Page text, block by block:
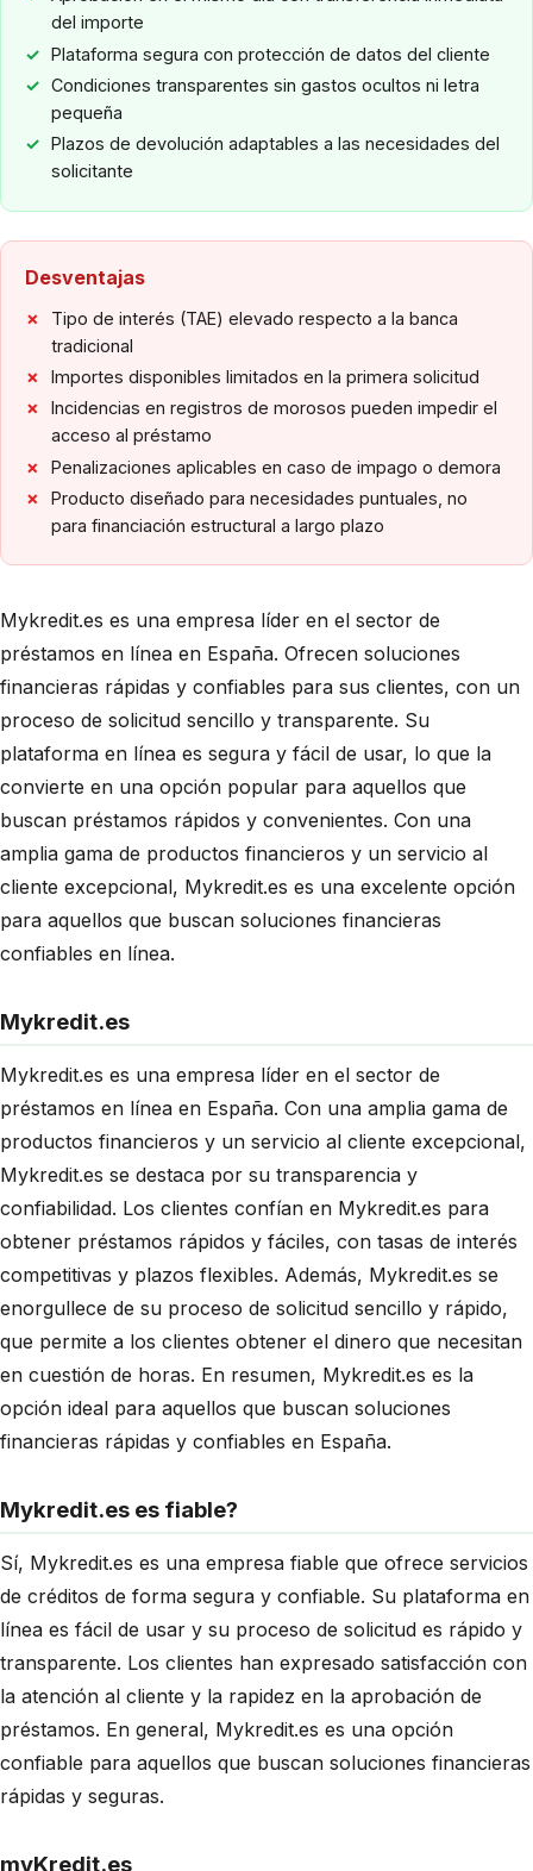
del importe
Plataforma segura con protección de datos del cliente
Condiciones transparentes sin gastos ocultos ni letra
pequeña
Plazos de devolución adaptables a las necesidades del
solicitante
Desventajas
Tipo de interés (TAE) elevado respecto a la banca
tradicional
Importes disponibles limitados en la primera solicitud
Incidencias en registros de morosos pueden impedir el
acceso al préstamo
Penalizaciones aplicables en caso de impago o demora
Producto diseñado para necesidades puntuales, no
para financiación estructural a largo plazo
Mykredit.es es una empresa líder en el sector de
préstamos en línea en España. Ofrecen soluciones
financieras rápidas y confiables para sus clientes, con un
proceso de solicitud sencillo y transparente. Su
plataforma en línea es segura y fácil de usar, lo que la
convierte en una opción popular para aquellos que
buscan préstamos rápidos y convenientes. Con una
amplia gama de productos financieros y un servicio al
cliente excepcional, Mykredit.es es una excelente opción
para aquellos que buscan soluciones financieras
confiables en línea.
Mykredit.es
Mykredit.es es una empresa líder en el sector de
préstamos en línea en España. Con una amplia gama de
productos financieros y un servicio al cliente excepcional,
Mykredit.es se destaca por su transparencia y
confiabilidad. Los clientes confían en Mykredit.es para
obtener préstamos rápidos y fáciles, con tasas de interés
competitivas y plazos flexibles. Además, Mykredit.es se
enorgullece de su proceso de solicitud sencillo y rápido,
que permite a los clientes obtener el dinero que necesitan
en cuestión de horas. En resumen, Mykredit.es es la
opción ideal para aquellos que buscan soluciones
financieras rápidas y confiables en España.
Mykredit.es es fiable?
Sí, Mykredit.es es una empresa fiable que ofrece servicios
de créditos de forma segura y confiable. Su plataforma en
línea es fácil de usar y su proceso de solicitud es rápido y
transparente. Los clientes han expresado satisfacción con
la atención al cliente y la rapidez en la aprobación de
préstamos. En general, Mykredit.es es una opción
confiable para aquellos que buscan soluciones financieras
rápidas y seguras.
myKredit.es